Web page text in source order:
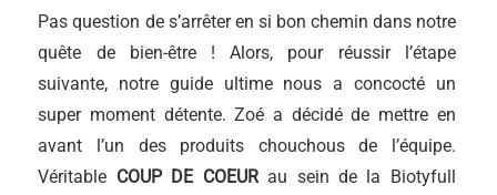
Pas question de s’arrêter en si bon chemin dans notre
quête de bien-être ! Alors, pour réussir l’étape
suivante, notre guide ultime nous a concocté un
super moment détente. Zoé a décidé de mettre en
avant l’un des produits chouchous de l’équipe.
Véritable COUP DE COEURau sein de la Biotyfull